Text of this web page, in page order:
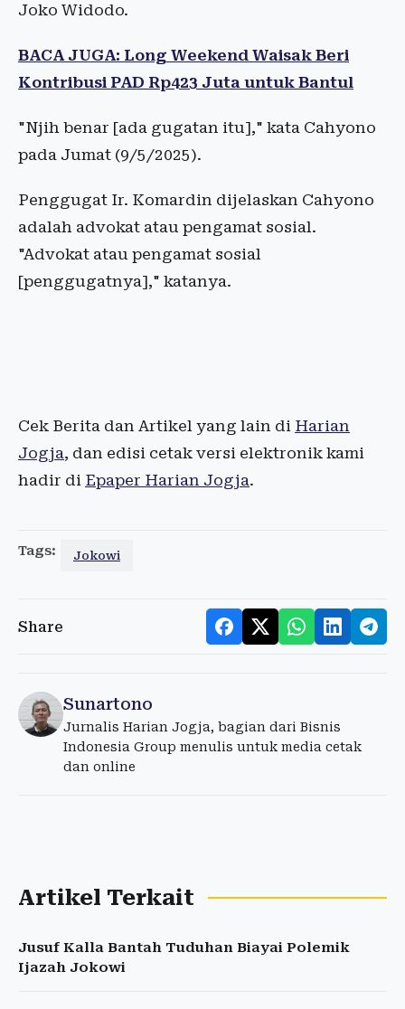
Joko Widodo.
BACA JUGA: Long Weekend Waisak Beri
Kontribusi PAD Rp423 Juta untuk Bantul
"Njih benar [ada gugatan itu]," kata Cahyono
pada Jumat (9/5/2025).
Penggugat Ir. Komardin dijelaskan Cahyono
adalah advokat atau pengamat sosial.
"Advokat atau pengamat sosial
[penggugatnya]," katanya.
Cek Berita dan Artikel yang lain di Harian
Jogja, dan edisi cetak versi elektronik kami
hadir di Epaper Harian Jogja.
Tags: Jokowi
Share
Sunartono
Jurnalis Harian Jogja, bagian dari Bisnis
Indonesia Group menulis untuk media cetak
dan online
Artikel Terkait
Jusuf Kalla Bantah Tuduhan Biayai Polemik
Ijazah Jokowi